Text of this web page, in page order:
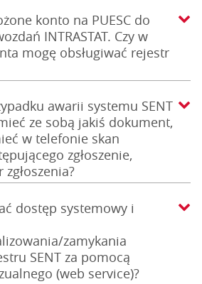
konto na PUESC do
INTRASTAT. Czy w
mogę obsługiwać rejestr
awarii systemu SENT
ze sobą jakiś dokument,
w telefonie skan
zgłoszenie,
dostęp systemowy i
zamykania
SENT za pomocą
(web service)?